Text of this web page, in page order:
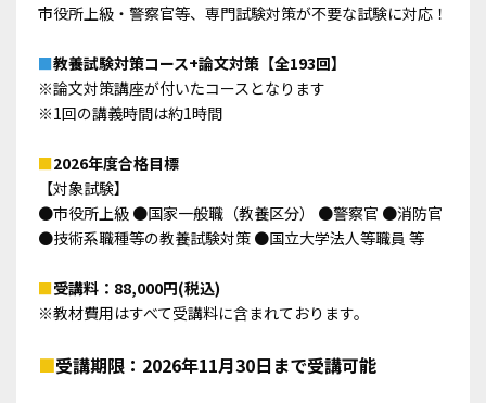
📃【教養試験】数的処理インプット編 判断推理
市役所上級・警察官等、専門試験対策が不要な試験に対応！
■教養試験対策コース+論文対策【全193回】
※論文対策講座が付いたコースとなります
※1回の講義時間は約1時間
■2026年度合格目標
【対象試験】
●市役所上級 ●国家一般職（教養区分） ●警察官 ●消防官
●技術系職種等の教養試験対策 ●国立大学法人等職員 等
■受講料：88,000円(税込)
※教材費用はすべて受講料に含まれております。
■受講期限：2026年11月30日まで受講可能